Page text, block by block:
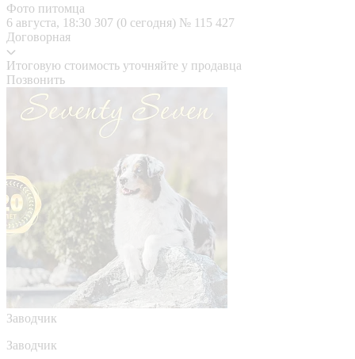
Фото питомца
6 августа, 18:30 307 (0 сегодня) № 115 427
Договорная
Итоговую стоимость уточняйте у продавца
Позвонить
Заводчик
Заводчик